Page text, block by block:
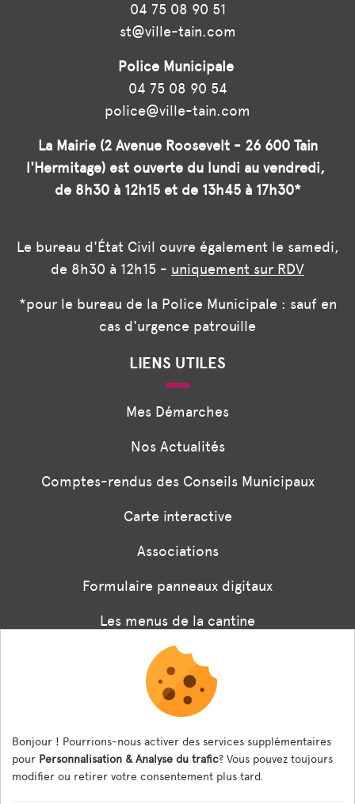
04 75 08 90 51
st@ville-tain.com
Police Municipale
04 75 08 90 54
police@ville-tain.com
La Mairie (2 Avenue Roosevelt - 26 600 Tain
l'Hermitage) est ouverte du lundi au vendredi,
de 8h30 à 12h15 et de 13h45 à 17h30*
Le bureau d'État Civil ouvre également le samedi,
de 8h30 à 12h15 - uniquement sur RDV
*pour le bureau de la Police Municipale : sauf en
cas d'urgence patrouille
LIENS UTILES
Mes Démarches
Nos Actualités
Comptes-rendus des Conseils Municipaux
Carte interactive
Associations
Formulaire panneaux digitaux
Les menus de la cantine
Documents règlementaires
ESPACE AGENT
Espace Agent
Bonjour ! Pourrions-nous activer des services supplémentaires
pour Personnalisation & Analyse du trafic? Vous pouvez toujours
modifier ou retirer votre consentement plus tard.